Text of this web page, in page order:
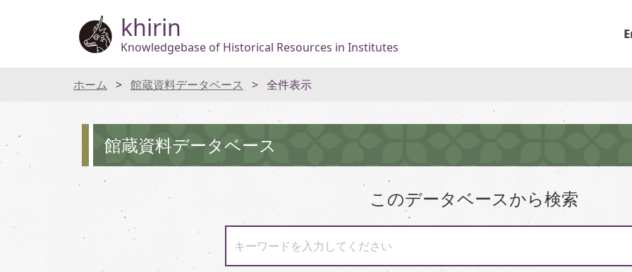
khirin
Knowledgebase of Historical Resources in Institutes
ホーム 館蔵資料データベース 全件表示
館蔵資料データベース
このデータベースから検索
キーワードを入力してください